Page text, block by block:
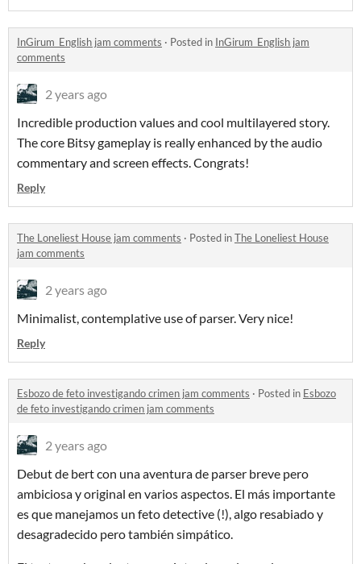
InGirum_English jam comments · Posted in InGirum_English jam
comments
2 years ago
Incredible production values and cool multilayered story.
The core Bitsy gameplay is really enhanced by the audio
commentary and screen effects. Congrats!
Reply
The Loneliest House jam comments · Posted inThe Loneliest House
jam comments
2 years ago
Minimalist, contemplative use of parser. Very nice!
Reply
Esbozo de feto investigando crimen jam comments · Posted in Esbozo
de feto investigando crimen jam comments
2 years ago
Debut de bert con una aventura de parser breve pero
ambiciosa y original en varios aspectos. El más importante
es que manejamos un feto detective (!), algo resabiado y
desagradecido pero también simpático.